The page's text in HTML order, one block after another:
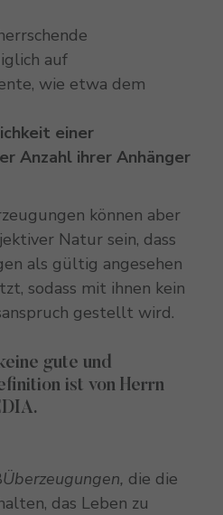
auf
wie etwa dem
einer
Anzahl ihrer Anhänger
können aber
Natur sein, dass
als gültig angesehen
sodass mit ihnen kein
gestellt wird.
gute und
ist von Herrn
Überzeugungen, die die
das Leben zu